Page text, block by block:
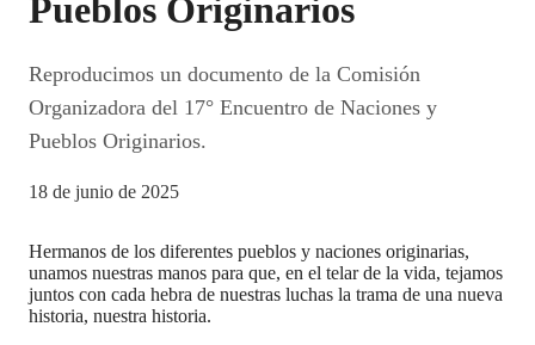
Pueblos Originarios
Reproducimos un documento de la Comisión
Organizadora del 17° Encuentro de Naciones y
Pueblos Originarios.
18 de junio de 2025
Hermanos de los diferentes pueblos y naciones originarias,
unamos nuestras manos para que, en el telar de la vida, tejamos
juntos con cada hebra de nuestras luchas la trama de una nueva
historia, nuestra historia.